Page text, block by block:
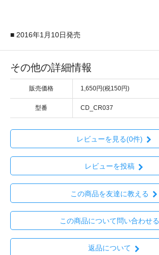
■ 2016年1月10日発売
その他の詳細情報
販売価格 1,650円(税150円)
型番 CD_CR037
レビューを見る(0件)
レビューを投稿
この商品を友達に教える
この商品について問い合わせる
返品について